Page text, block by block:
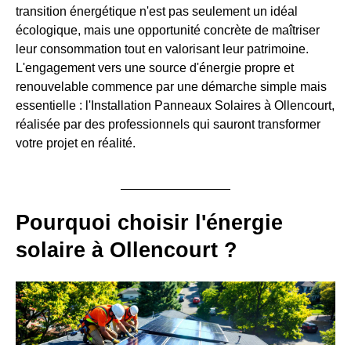
transition énergétique n'est pas seulement un idéal
écologique, mais une opportunité concrète de maîtriser
leur consommation tout en valorisant leur patrimoine.
L'engagement vers une source d'énergie propre et
renouvelable commence par une démarche simple mais
essentielle : l'Installation Panneaux Solaires à Ollencourt,
réalisée par des professionnels qui sauront transformer
votre projet en réalité.
Pourquoi choisir l'énergie
solaire à Ollencourt ?